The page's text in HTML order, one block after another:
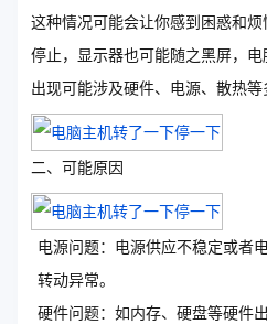
这种情况可能会让你感到困惑和
停止，显示器也可能随之黑屏，
出现可能涉及硬件、电源、散热等
二、可能原因
电源问题：电源供应不稳定或者
转动异常。
硬件问题：如内存、硬盘等硬件